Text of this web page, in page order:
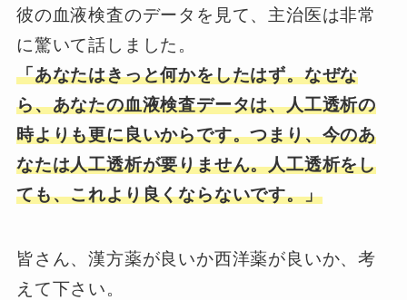
彼の血液検査のデータを見て、主治医は非常
に驚いて話しました。
「あなたはきっと何かをしたはず。なぜな
ら、あなたの血液検査データは、人工透析の
時よりも更に良いからです。つまり、今のあ
なたは人工透析が要りません。人工透析をし
ても、これより良くならないです。」
皆さん、漢方薬が良いか西洋薬が良いか、考
えて下さい。